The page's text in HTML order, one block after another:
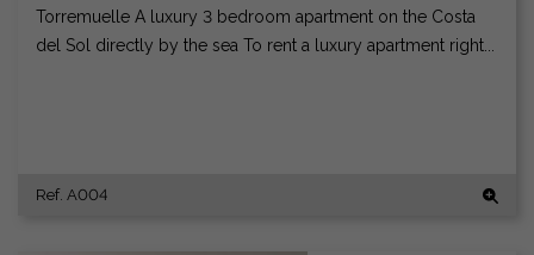
Torremuelle A luxury 3 bedroom apartment on the Costa
del Sol directly by the sea To rent a luxury apartment right...
Ref. A004